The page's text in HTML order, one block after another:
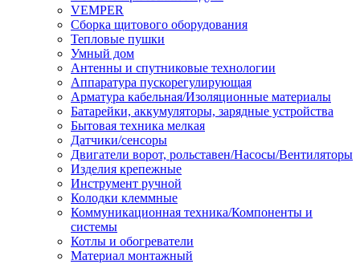
VEMPER
Сборка щитового оборудования
Тепловые пушки
Умный дом
Антенны и спутниковые технологии
Аппаратура пускорегулирующая
Арматура кабельная/Изоляционные материалы
Батарейки, аккумуляторы, зарядные устройства
Бытовая техника мелкая
Датчики/сенсоры
Двигатели ворот, рольставен/Насосы/Вентиляторы
Изделия крепежные
Инструмент ручной
Колодки клеммные
Коммуникационная техника/Компоненты и
системы
Котлы и обогреватели
Материал монтажный